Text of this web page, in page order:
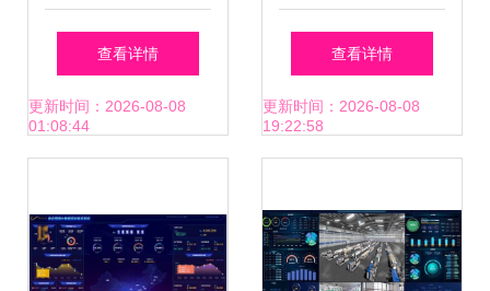
推动数据机房数字
化、可视化管理与
策略与实践
查看详情
更新时间：2026-08-08
01:08:44
体设计与应用实践
数字监控系统的深
查看详情
更新时间：2026-08-08
19:22:58